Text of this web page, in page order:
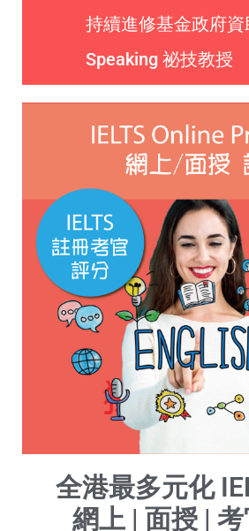
持續進修基金政府資
Speaking 祕技教授
全港最多元化
網上 | 面授 |